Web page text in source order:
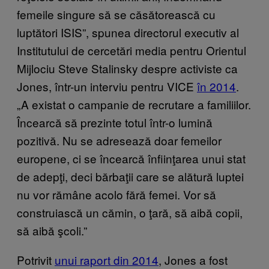
femeile singure să se căsătorească cu
luptători ISIS”, spunea directorul executiv al
Institutului de cercetări media pentru Orientul
Mijlociu Steve Stalinsky despre activiste ca
Jones, într-un interviu pentru VICE în 2014.
„A existat o campanie de recrutare a familiilor.
Încearcă să prezinte totul într-o lumină
pozitivă. Nu se adresează doar femeilor
europene, ci se încearcă înfiinţarea unui stat
de adepţi, deci bărbaţii care se alătură luptei
nu vor rămâne acolo fără femei. Vor să
construiască un cămin, o ţară, să aibă copii,
să aibă şcoli.”
Potrivit unui raport din 2014, Jones a fost